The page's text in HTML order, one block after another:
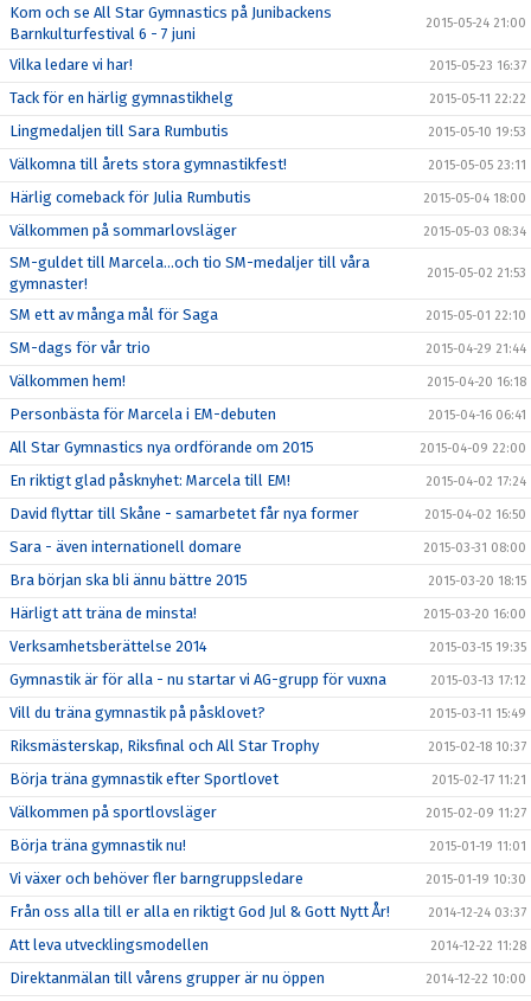
Kom och se All Star Gymnastics på Junibackens
Barnkulturfestival 6 - 7 juni
2015-05-24 21:00
Vilka ledare vi har! 2015-05-23 16:37
Tack för en härlig gymnastikhelg 2015-05-11 22:22
Lingmedaljen till Sara Rumbutis 2015-05-10 19:53
Välkomna till årets stora gymnastikfest! 2015-05-05 23:11
Härlig comeback för Julia Rumbutis 2015-05-04 18:00
Välkommen på sommarlovsläger 2015-05-03 08:34
SM-guldet till Marcela...och tio SM-medaljer till våra
gymnaster!
2015-05-02 21:53
SM ett av många mål för Saga 2015-05-01 22:10
SM-dags för vår trio 2015-04-29 21:44
Välkommen hem! 2015-04-20 16:18
Personbästa för Marcela i EM-debuten 2015-04-16 06:41
All Star Gymnastics nya ordförande om 2015 2015-04-09 22:00
En riktigt glad påsknyhet: Marcela till EM! 2015-04-02 17:24
David flyttar till Skåne - samarbetet får nya former 2015-04-02 16:50
Sara - även internationell domare 2015-03-31 08:00
Bra början ska bli ännu bättre 2015 2015-03-20 18:15
Härligt att träna de minsta! 2015-03-20 16:00
Verksamhetsberättelse 2014 2015-03-15 19:35
Gymnastik är för alla - nu startar vi AG-grupp för vuxna 2015-03-13 17:12
Vill du träna gymnastik på påsklovet? 2015-03-11 15:49
Riksmästerskap, Riksfinal och All Star Trophy 2015-02-18 10:37
Börja träna gymnastik efter Sportlovet 2015-02-17 11:21
Välkommen på sportlovsläger 2015-02-09 11:27
Börja träna gymnastik nu! 2015-01-19 11:01
Vi växer och behöver fler barngruppsledare 2015-01-19 10:30
Från oss alla till er alla en riktigt God Jul & Gott Nytt År! 2014-12-24 03:37
Att leva utvecklingsmodellen 2014-12-22 11:28
Direktanmälan till vårens grupper är nu öppen 2014-12-22 10:00